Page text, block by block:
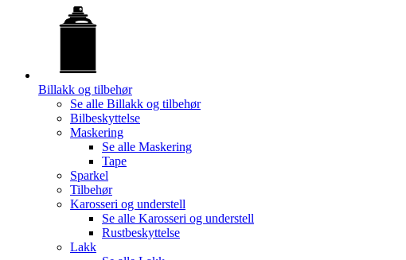
Billakk og tilbehør
Se alle Billakk og tilbehør
Bilbeskyttelse
Maskering
Se alle Maskering
Tape
Sparkel
Tilbehør
Karosseri og understell
Se alle Karosseri og understell
Rustbeskyttelse
Lakk